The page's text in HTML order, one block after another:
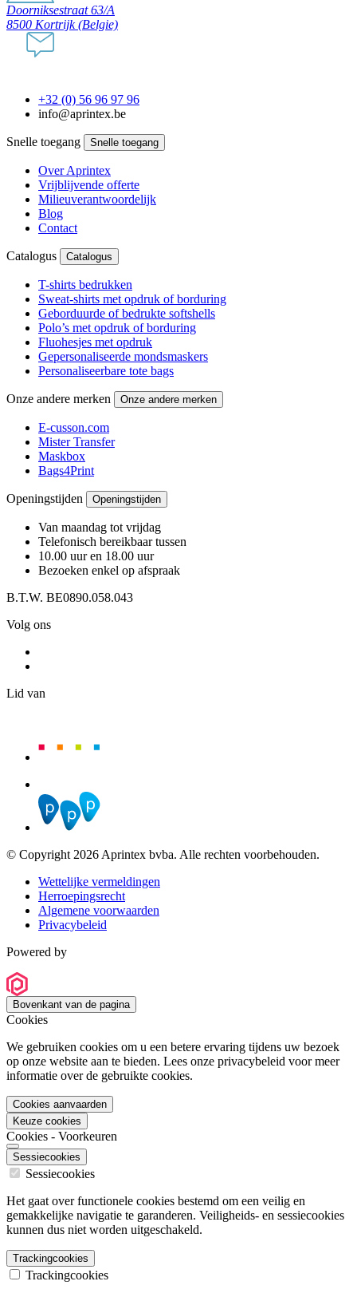
Doorniksestraat 63/A
8500 Kortrijk (Belgie)
+32 (0) 56 96 97 96
info@aprintex.be
Snelle toegang Snelle toegang
Over Aprintex
Vrijblijvende offerte
Milieuverantwoordelijk
Blog
Contact
Catalogus Catalogus
T-shirts bedrukken
Sweat-shirts met opdruk of borduring
Geborduurde of bedrukte softshells
Polo’s met opdruk of borduring
Fluohesjes met opdruk
Gepersonaliseerde mondsmaskers
Personaliseerbare tote bags
Onze andere merken Onze andere merken
E-cusson.com
Mister Transfer
Maskbox
Bags4Print
Openingstijden Openingstijden
Van maandag tot vrijdag
Telefonisch bereikbaar tussen
10.00 uur en 18.00 uur
Bezoeken enkel op afspraak
B.T.W. BE0890.058.043
Volg ons
Lid van
© Copyright 2026 Aprintex bvba. Alle rechten voorbehouden.
Wettelijke vermeldingen
Herroepingsrecht
Algemene voorwaarden
Privacybeleid
Powered by
Bovenkant van de pagina
Cookies
We gebruiken cookies om u een betere ervaring tijdens uw bezoek
op onze website aan te bieden. Lees onze privacybeleid voor meer
informatie over de gebruikte cookies.
Cookies aanvaarden
Keuze cookies
Cookies - Voorkeuren
Sessiecookies
Sessiecookies
Het gaat over functionele cookies bestemd om een veilig en
gemakkelijke navigatie te garanderen. Veiligheids- en sessiecookies
kunnen dus niet worden uitgeschakeld.
Trackingcookies
Trackingcookies